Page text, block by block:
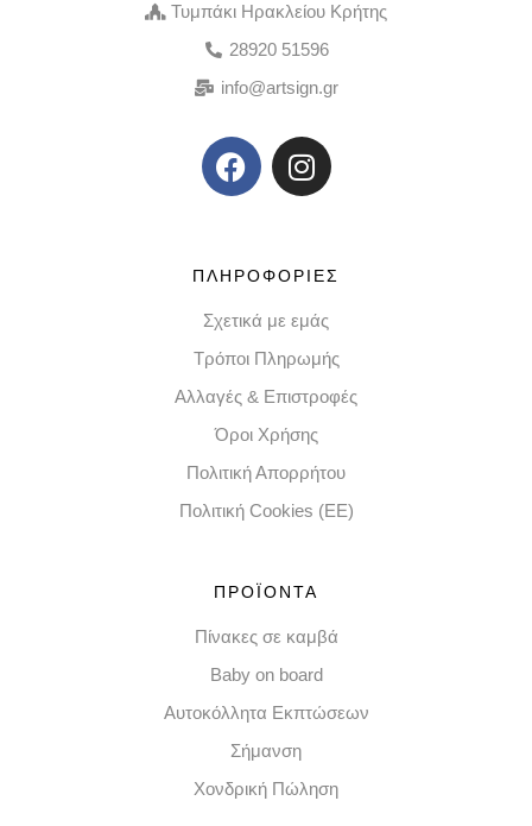
Τυμπάκι Ηρακλείου Κρήτης
28920 51596
info@artsign.gr
ΠΛΗΡΟΦΟΡΙΕΣ
Σχετικά με εμάς
Τρόποι Πληρωμής
Αλλαγές & Επιστροφές
Όροι Χρήσης
Πολιτική Απορρήτου
Πολιτική Cookies (EE)
ΠΡΟΪΟΝΤΑ
Πίνακες σε καμβά
Baby on board
Αυτοκόλλητα Εκπτώσεων
Σήμανση
Χονδρική Πώληση